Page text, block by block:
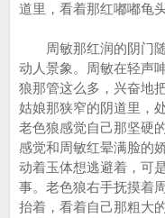
道里，看着那红嘟嘟龟
周敏那红润的阴门随
动人景象。周敏在轻声
狼那管这么多，兴奋地
姑娘那狭窄的阴道里，
老色狼感觉自己那坚硬
感觉和周敏红晕满脸的
动着玉体想逃避着，可
事。老色狼右手抚摸着
抬着，看着自己那粗大